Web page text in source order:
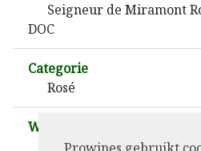
Seigneur de Miramont
DOC
Categorie
Rosé
Wijnoogst
2022